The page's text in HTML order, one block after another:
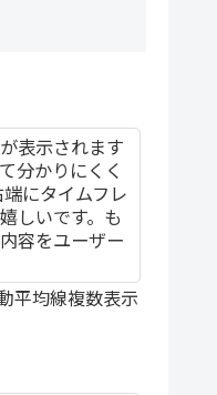
表示されます
分かりにくく
にタイムフレ
しいです。も
容をユーザー
平均線複数表示